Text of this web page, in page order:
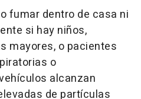
fumar dentro de casa ni
si hay niños,
mayores, o pacientes
o
alcanzan
de partículas